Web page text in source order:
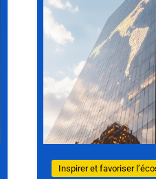
Inspirer et favoriser